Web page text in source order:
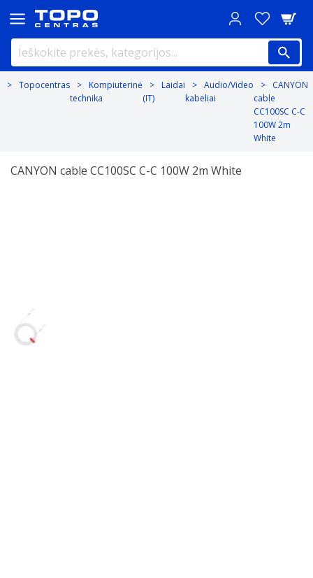
Topocentras
Kompiuterinė
technika
Laidai
(IT)
Audio/Video
kabeliai
CANYON
cable
CC100SC C-C
100W 2m
White
CANYON cable CC100SC C-C 100W 2m White